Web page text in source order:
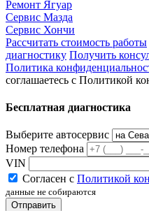
Ремонт Ягуар
Сервис Мазда
Сервис Хончи
Рассчитать стоимость работы
диагностику Получить
Политика
соглашаетесь с Политикой
Бесплатная диагностика
Выберите автосервис
Номер телефона
VIN
Согласен с Политикой
данные не собираются
Отправить